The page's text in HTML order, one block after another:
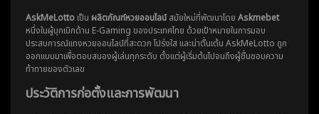
AskMeLottoเป็น ผลิตภัณฑ์หวยออนไลน์สมัยใหม่ที่พัฒนาโดย Askmebet
หนึ่งในผู้บุกเบิกด้าน E-Gaming ของประเทศไทย ด้วยเป้าหมายในการมอบ
ประสบการณ์แทงหวยออนไลน์ที่สะดวก โปร่งใส และน่าตื่นเต้น AskMeLotto ถูก
ออกแบบมาเพื่อตอบสนองผู้เล่นทุกระดับ ตั้งแต่ผู้เริ่มต้นไปจนถึงผู้ชื่นชอบความ
ท้าทายของตัวเลข
ประวัติการก่อตั้งและการพัฒนา